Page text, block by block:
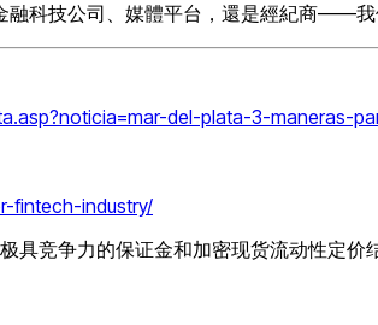
融科技公司、媒體平台，還是經紀商——我
del-plata-3-maneras-
fintech-industry/
具竞争力的保证金和加密现货流动性定价